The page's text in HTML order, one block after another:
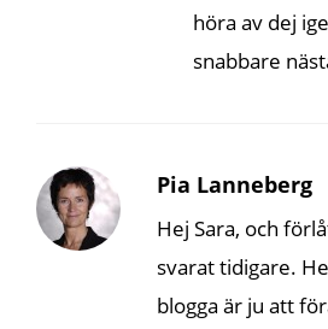
höra av dej
snabbare
Pia Lanneberg
Hej Sara, och
svarat tidigare.
blogga är ju att